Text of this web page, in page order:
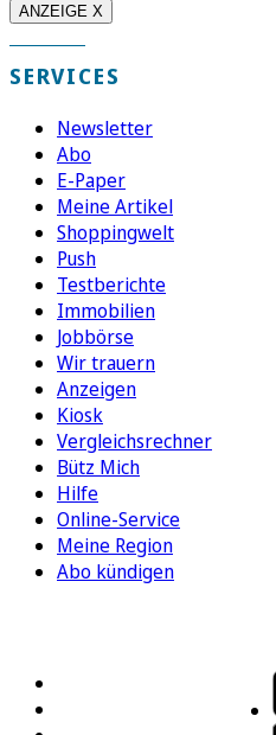
ANZEIGE X
SERVICES
Newsletter
Abo
E-Paper
Meine Artikel
Shoppingwelt
Push
Testberichte
Immobilien
Jobbörse
Wir trauern
Anzeigen
Kiosk
Vergleichsrechner
Bütz Mich
Hilfe
Online-Service
Meine Region
Abo kündigen